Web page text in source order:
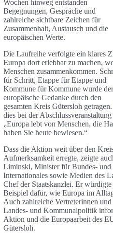
Wochen hinweg entstanden
Begegnungen, Gespräche und
zahlreiche sichtbare Zeichen für
Zusammenhalt, Austausch und die
europäischen Werte.
Die Laufreihe verfolgte ein klares
Europa dort erlebbar zu machen,
Menschen zusammenkommen.
für Schritt, Etappe für Etappe und
Kommune für Kommune wurde der
europäische Gedanke durch den
gesamten Kreis Gütersloh
dies bei der
„Europa lebt von Menschen, die
haben Sie heute bewiesen.“
Dass die Aktion weit über den
Aufmerksamkeit erregte, zeigte
Liminski, Minister für Bundes- und
Internationales sowie Medien des
Chef der Staatskanzlei. Er
Beispiel dafür, wie Europa im
Auch zahlreiche Vertreterinnen
Landes- und Kommunalpolitik
Aktion und die Europaarbeit des
Gütersloh.